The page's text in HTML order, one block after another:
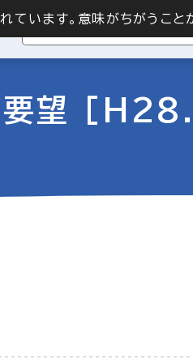
ています。意味がちがうこと
要望